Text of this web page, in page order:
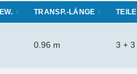
TRANSP.-LÄNGE TEILE
0.96 m 3 + 3